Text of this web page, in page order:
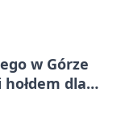
w Górze
dla